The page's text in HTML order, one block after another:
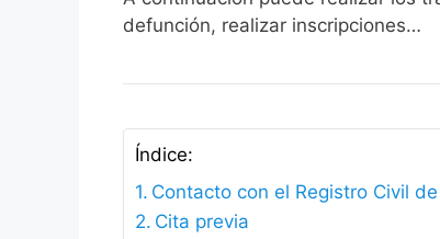
defunción, realizar inscripciones…
Índice:
Contacto con el Registro Civil
Cita previa